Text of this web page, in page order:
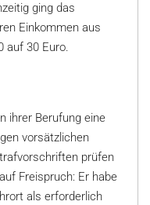
ging das
Einkommen aus
auf 30 Euro.
ihrer Berufung eine
vorsätzlichen
prüfen
Freispruch: Er habe
als erforderlich